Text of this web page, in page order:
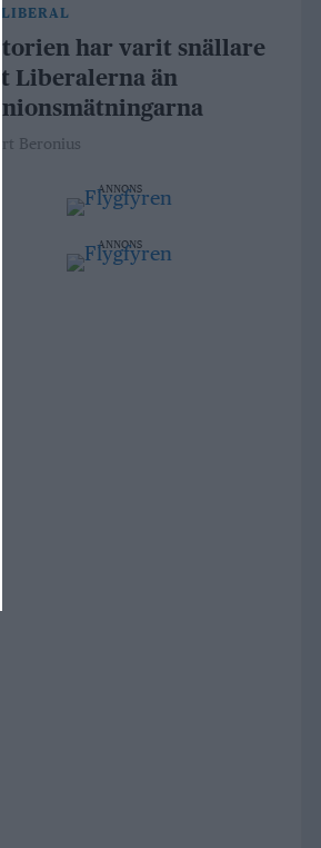
LIBERAL
har varit snällare
Liberalerna än
Beronius
ANNONS
ANNONS